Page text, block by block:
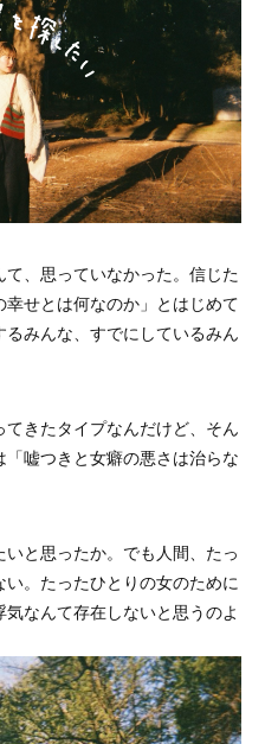
、思っていなかった。信じた
せとは何なのか」とはじめて
みんな、すでにしているみん
きたタイプなんだけど、そん
嘘つきと女癖の悪さは治らな
と思ったか。でも人間、たっ
。たったひとりの女のために
なんて存在しないと思うのよ